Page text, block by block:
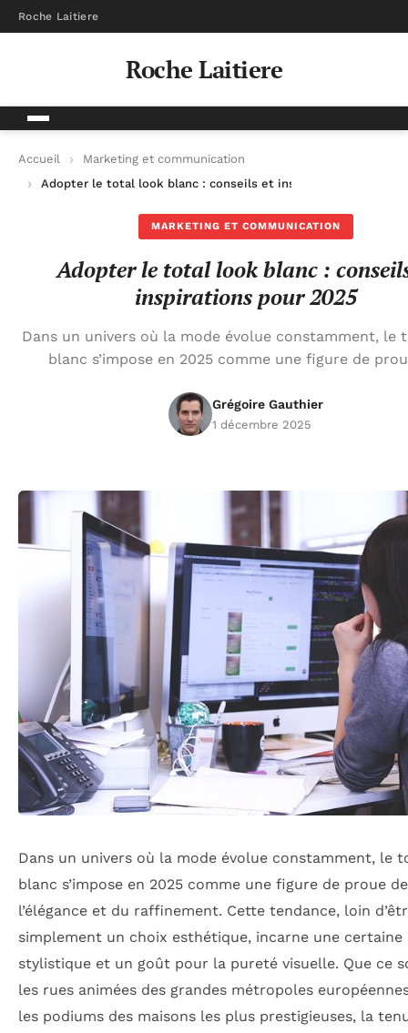
Roche Laitiere
Roche Laitiere
Accueil
Marketing et communication
Adopter le total look blanc : conseils et inspirations pour
MARKETING ET COMMUNICATION
Adopter le total look blanc :
inspirations pour 2025
Dans un univers où la mode évolue constamment, le
blanc s’impose en 2025 comme une figure de
Grégoire Gauthier
1 décembre 2025
Dans un univers où la mode évolue constamment, le
blanc s’impose en 2025 comme une figure de proue de
l’élégance et du raffinement. Cette tendance, loin
simplement un choix esthétique, incarne une certaine
stylistique et un goût pour la pureté visuelle. Que ce
les rues animées des grandes métropoles
les podiums des maisons les plus prestigieuses, la